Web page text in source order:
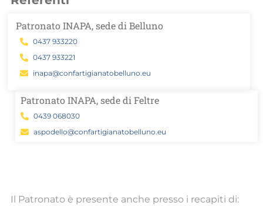
Patronato INAPA, sede di Belluno
0437 933220
0437 933221
inapa@confartigianatobelluno.eu
Patronato INAPA, sede di Feltre
0439 068030
aspodello@confartigianatobelluno.eu
Il Patronato è presente anche presso i recapiti di: